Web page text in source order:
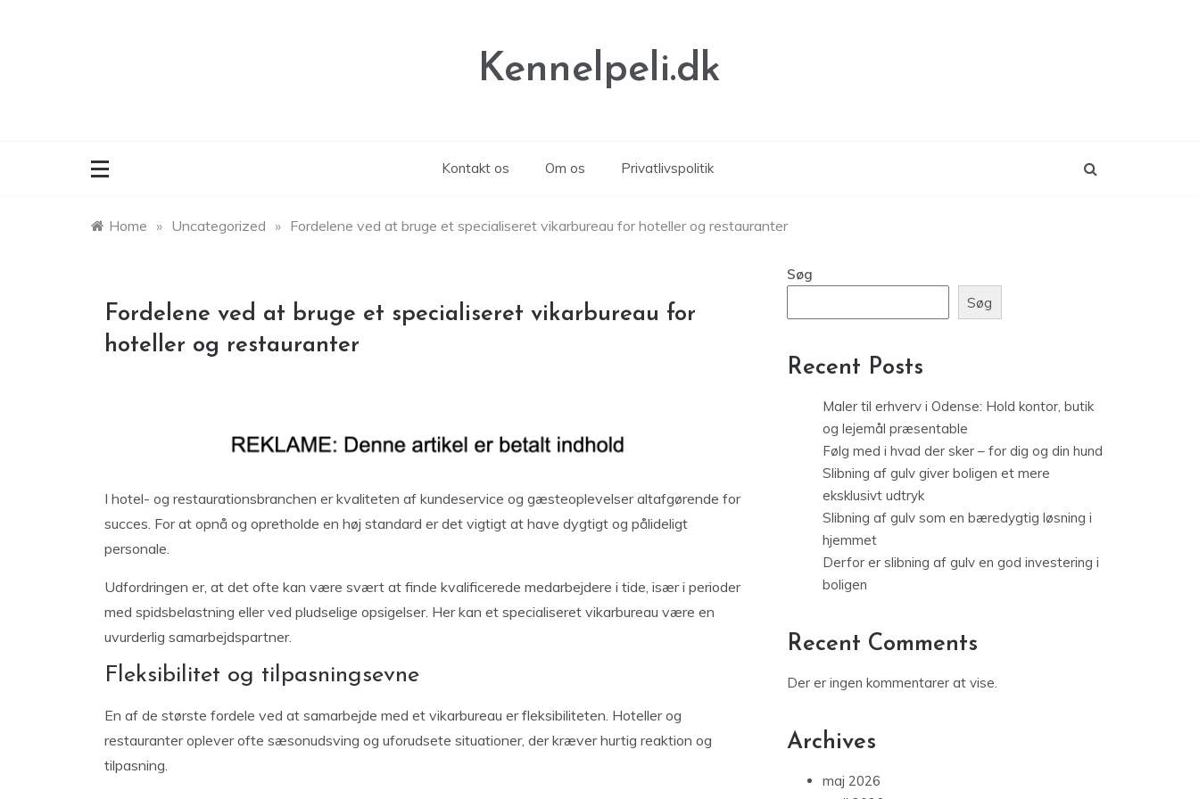
Kennelpeli.dk
Kontakt os Om os Privatlivspolitik
Home » Uncategorized » Fordelene ved at bruge et specialiseret vikarbureau for hoteller og restauranter
Fordelene ved at bruge et specialiseret vikarbureau for
hoteller og restauranter
I hotel- og restaurationsbranchen er kvaliteten af kundeservice og gæsteoplevelser altafgørende for
succes. For at opnå og opretholde en høj standard er det vigtigt at have dygtigt og pålideligt
personale.
Udfordringen er, at det ofte kan være svært at finde kvalificerede medarbejdere i tide, især i perioder
med spidsbelastning eller ved pludselige opsigelser. Her kan et specialiseret vikarbureau være en
uvurderlig samarbejdspartner.
Fleksibilitet og tilpasningsevne
En af de største fordele ved at samarbejde med et vikarbureau er fleksibiliteten. Hoteller og
restauranter oplever ofte sæsonudsving og uforudsete situationer, der kræver hurtig reaktion og
tilpasning.
Søg
Søg
Recent Posts
Maler til erhverv i Odense: Hold kontor, butik
og lejemål præsentable
Følg med i hvad der sker – for dig og din hund
Slibning af gulv giver boligen et mere
eksklusivt udtryk
Slibning af gulv som en bæredygtig løsning i
hjemmet
Derfor er slibning af gulv en god investering i
boligen
Recent Comments
Der er ingen kommentarer at vise.
Archives
maj 2026